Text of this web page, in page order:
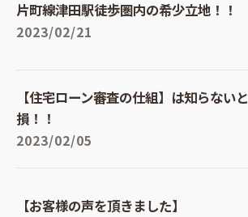
片町線津田駅徒歩圏内の希少立地！！
2023/02/21
【住宅ローン審査の仕組】は知らないと
損！！
2023/02/05
【お客様の声を頂きました】